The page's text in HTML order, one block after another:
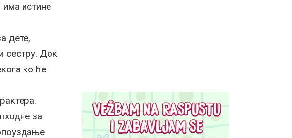
истине
дете,
сестру. Док
ко ће
за